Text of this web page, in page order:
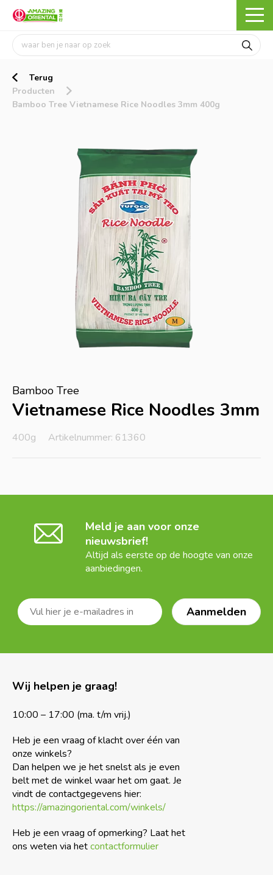
Terug
Producten
Bamboo Tree Vietnamese Rice Noodles 3mm 400g
Bamboo Tree
Vietnamese Rice Noodles 3mm
400g Artikelnummer: 61360
Meld je aan voor onze
nieuwsbrief!
Altijd als eerste op de hoogte van onze
aanbiedingen.
Wij helpen je graag!
10:00 – 17:00 (ma. t/m vrij.)
Heb je een vraag of klacht over één van
onze winkels?
Dan helpen we je het snelst als je even
belt met de winkel waar het om gaat. Je
vindt de contactgegevens hier:
https://amazingoriental.com/winkels/
Heb je een vraag of opmerking? Laat het
ons weten via hetcontactformulier